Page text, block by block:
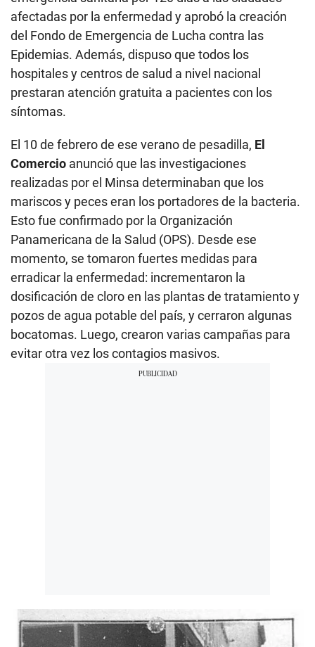
afectadas por la enfermedad y aprobó la creación
del Fondo de Emergencia de Lucha contra las
Epidemias. Además, dispuso que todos los
hospitales y centros de salud a nivel nacional
prestaran atención gratuita a pacientes con los
síntomas.
El 10 de febrero de ese verano de pesadilla, El
Comercio anunció que las investigaciones
realizadas por el Minsa determinaban que los
mariscos y peces eran los portadores de la bacteria.
Esto fue confirmado por la Organización
Panamericana de la Salud (OPS). Desde ese
momento, se tomaron fuertes medidas para
erradicar la enfermedad: incrementaron la
dosificación de cloro en las plantas de tratamiento y
pozos de agua potable del país, y cerraron algunas
bocatomas. Luego, crearon varias campañas para
evitar otra vez los contagios masivos.